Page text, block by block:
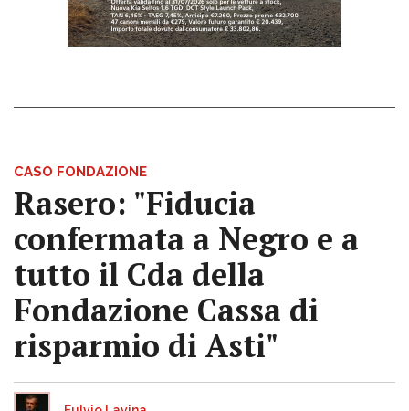
CASO FONDAZIONE
Rasero: "Fiducia
confermata a Negro e a
tutto il Cda della
Fondazione Cassa di
risparmio di Asti"